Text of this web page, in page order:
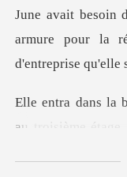
Historique
Déconnexion
armure pour la
au troisième étage.